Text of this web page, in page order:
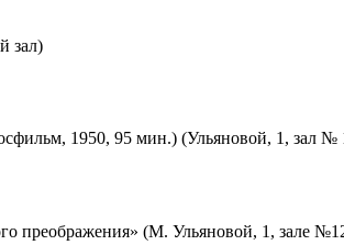
зал)
1950, 95 мин.) (Ульяновой, 1, зал №
преображения» (М. Ульяновой, 1, зале